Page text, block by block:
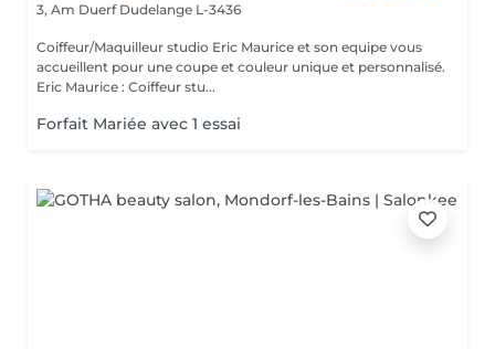
3, Am Duerf Dudelange L-3436
Coiffeur/Maquilleur studio Eric Maurice et son equipe vous
accueillent pour une coupe et couleur unique et personnalisé.
Eric Maurice : Coiffeur stu...
Forfait Mariée avec 1 essai